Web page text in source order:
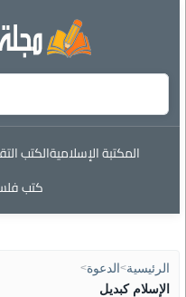
المكتبة الإسلاميةالكتب
كتب
الرئيسية> الدعوة>
الإسلام كبديل